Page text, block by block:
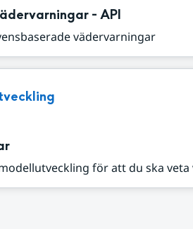
- API
vädervarningar
för att du ska veta